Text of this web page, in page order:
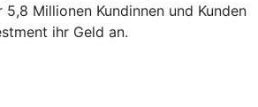
5,8 Millionen Kundinnen und Kunden
ihr Geld an.